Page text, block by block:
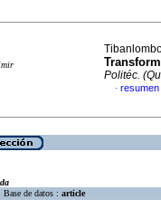
Politéc.
· resumen
Base de datos : article